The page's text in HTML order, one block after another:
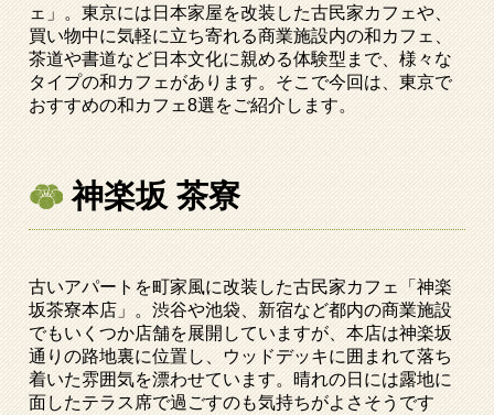
ェ」。東京には日本家屋を改装した古民家カフェや、
買い物中に気軽に立ち寄れる商業施設内の和カフェ、
茶道や書道など日本文化に親める体験型まで、様々な
タイプの和カフェがあります。そこで今回は、東京で
おすすめの和カフェ8選をご紹介します。
神楽坂 茶寮
古いアパートを町家風に改装した古民家カフェ「神楽
坂茶寮本店」。渋谷や池袋、新宿など都内の商業施設
でもいくつか店舗を展開していますが、本店は神楽坂
通りの路地裏に位置し、ウッドデッキに囲まれて落ち
着いた雰囲気を漂わせています。晴れの日には露地に
面したテラス席で過ごすのも気持ちがよさそうです